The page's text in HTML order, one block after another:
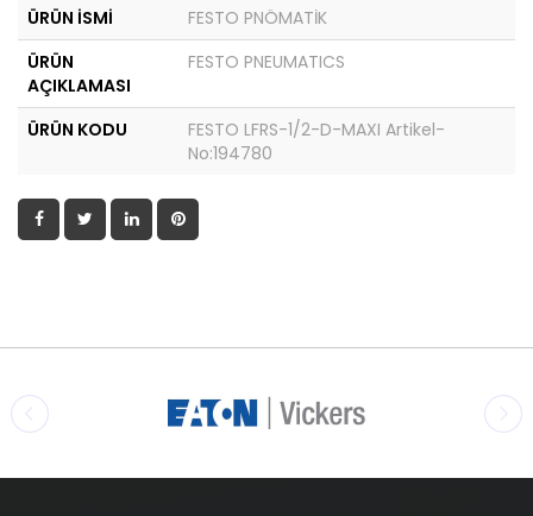
ÜRÜN İSMİ
FESTO PNÖMATİK
ÜRÜN
AÇIKLAMASI
FESTO PNEUMATICS
ÜRÜN KODU
FESTO LFRS-1/2-D-MAXI Artikel-
No:194780